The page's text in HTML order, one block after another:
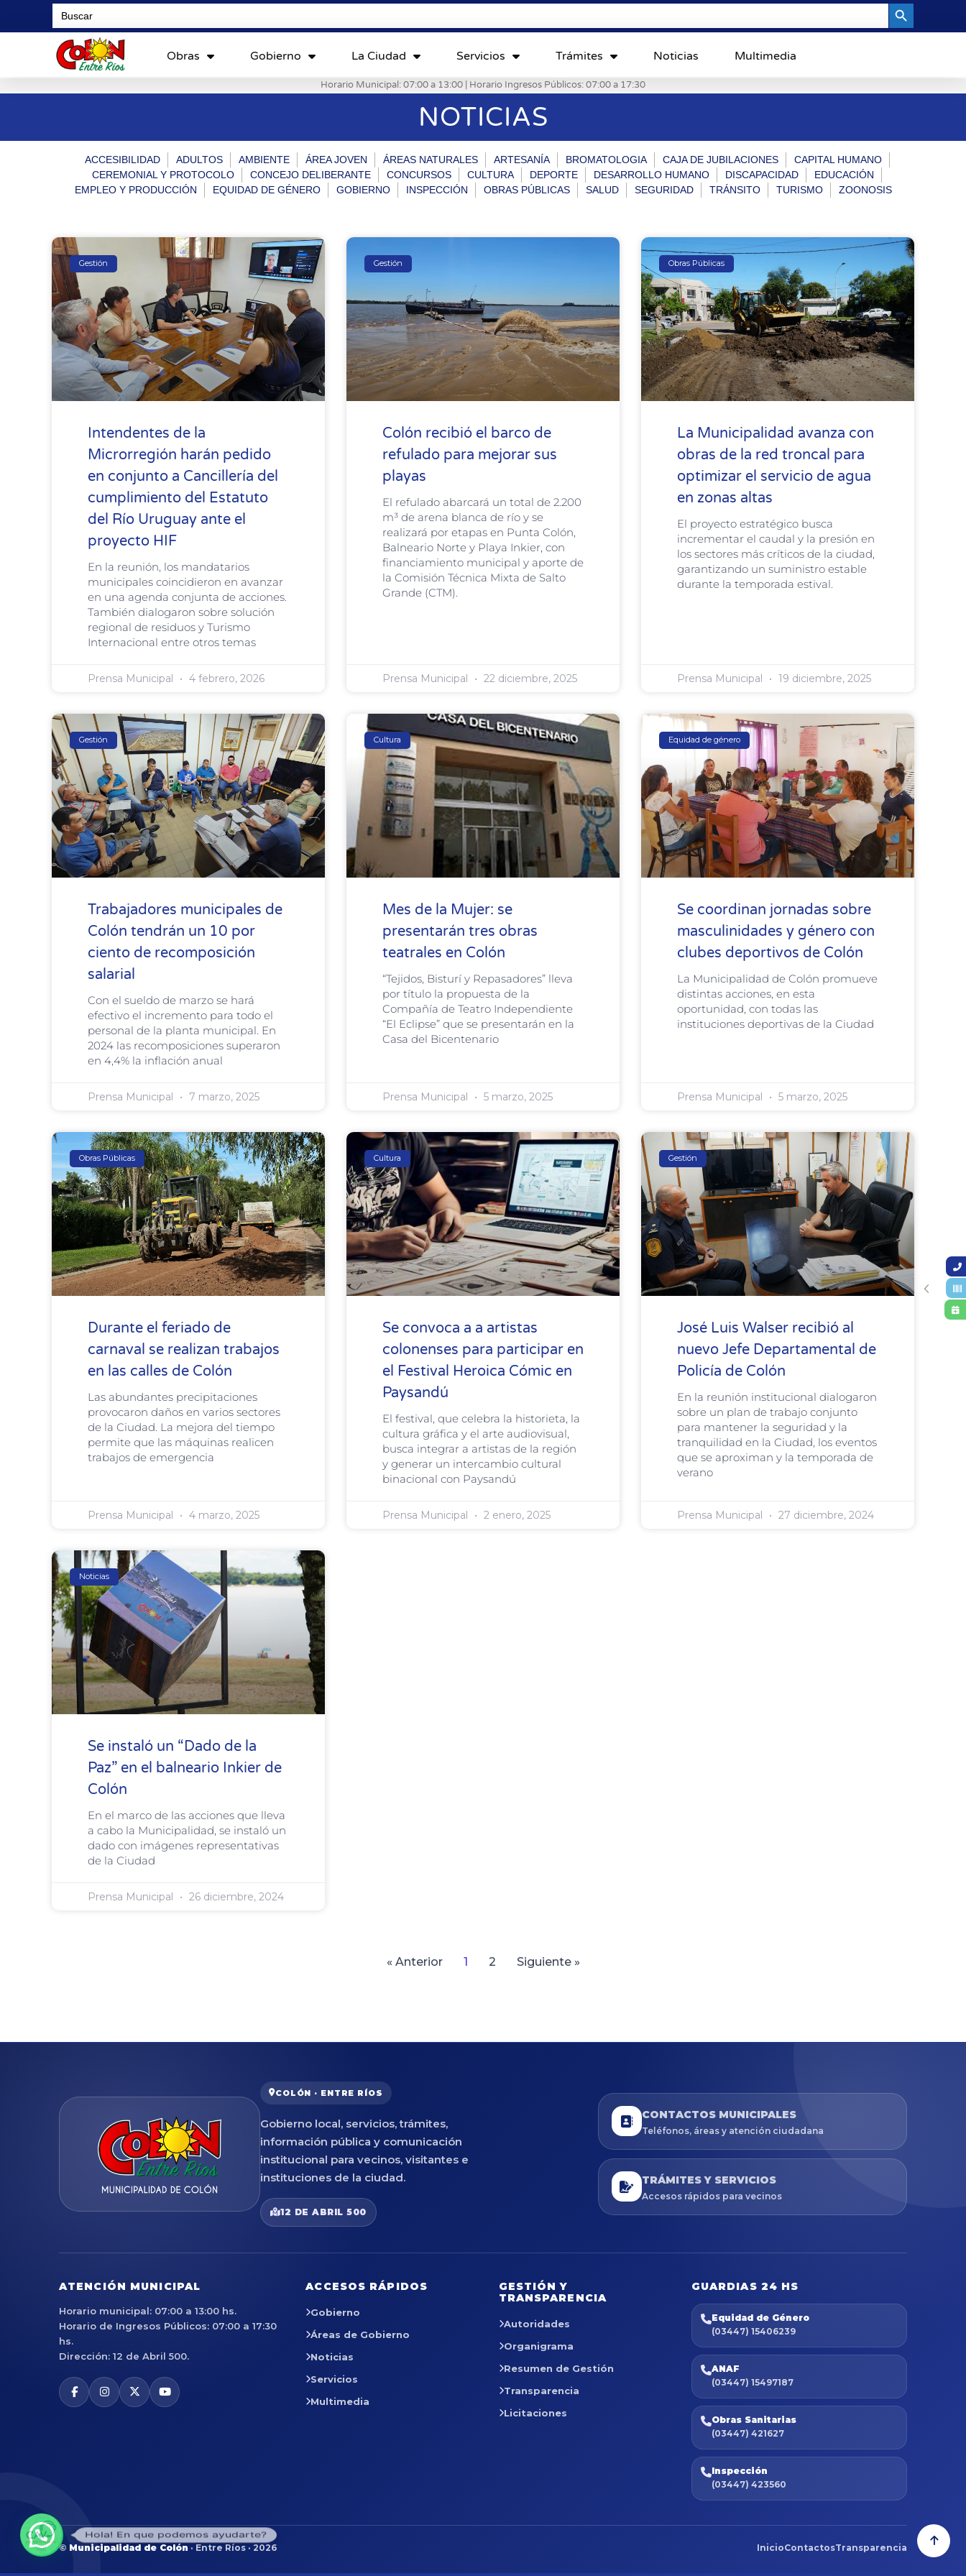
Search
for:
Obras Gobierno La Ciudad Servicios Trámites Noticias Multimedia
Horario Municipal: 07:00 a 13:00 | Horario Ingresos Públicos: 07:00 a 17:30
NOTICIAS
ACCESIBILIDAD ADULTOS AMBIENTE ÁREA JOVEN ÁREAS NATURALES ARTESANÍA BROMATOLOGIA CAJA DE JUBILACIONES
CAPITAL HUMANO
CEREMONIAL Y PROTOCOLO
CONCEJO DELIBERANTE CONCURSOS CULTURA DEPORTE DESARROLLO HUMANO DISCAPACIDAD
EDUCACIÓN
EMPLEO Y PRODUCCIÓN
EQUIDAD DE GÉNERO GOBIERNO INSPECCIÓN OBRAS PÚBLICAS SALUD SEGURIDAD TRÁNSITO TURISMO ZOONOSIS
Gestión
Intendentes de la
Microrregión harán pedido
en conjunto a Cancillería del
cumplimiento del Estatuto
del Río Uruguay ante el
proyecto HIF
En la reunión, los mandatarios
municipales coincidieron en avanzar
en una agenda conjunta de acciones.
También dialogaron sobre solución
regional de residuos y Turismo
Internacional entre otros temas
Prensa Municipal 4 febrero, 2026
Gestión
Colón⁩ recibió el barco de
refulado para mejorar sus
playas
El refulado abarcará un total de 2.200
m³ de arena blanca de río y se
realizará por etapas en Punta Colón,
Balneario Norte y Playa Inkier, con
financiamiento municipal y aporte de
la Comisión Técnica Mixta de Salto
Grande (CTM).
Prensa Municipal 22 diciembre, 2025
Obras Públicas
La Municipalidad avanza con
obras de la red troncal para
optimizar el servicio de agua
en zonas altas
El proyecto estratégico busca
incrementar el caudal y la presión en
los sectores más críticos de la ciudad,
garantizando un suministro estable
durante la temporada estival.
Prensa Municipal 19 diciembre, 2025
Gestión
Trabajadores municipales de
Colón tendrán un 10 por
ciento de recomposición
salarial
Con el sueldo de marzo se hará
efectivo el incremento para todo el
personal de la planta municipal. En
2024 las recomposiciones superaron
en 4,4% la inflación anual
Prensa Municipal 7 marzo, 2025
Cultura
Mes de la Mujer: se
presentarán tres obras
teatrales en Colón
“Tejidos, Bisturí y Repasadores” lleva
por título la propuesta de la
Compañía de Teatro Independiente
“El Eclipse” que se presentarán en la
Casa del Bicentenario
Prensa Municipal 5 marzo, 2025
Equidad de género
Se coordinan jornadas sobre
masculinidades y género con
clubes deportivos de Colón
La Municipalidad de Colón promueve
distintas acciones, en esta
oportunidad, con todas las
instituciones deportivas de la Ciudad
Prensa Municipal 5 marzo, 2025
Obras Públicas
Durante el feriado de
carnaval se realizan trabajos
en las calles de Colón
Las abundantes precipitaciones
provocaron daños en varios sectores
de la Ciudad. La mejora del tiempo
permite que las máquinas realicen
trabajos de emergencia
Prensa Municipal 4 marzo, 2025
Cultura
Se convoca a a artistas
colonenses para participar en
el Festival Heroica Cómic en
Paysandú
El festival, que celebra la historieta, la
cultura gráfica y el arte audiovisual,
busca integrar a artistas de la región
y generar un intercambio cultural
binacional con Paysandú
Prensa Municipal 2 enero, 2025
Gestión
José Luis Walser recibió al
nuevo Jefe Departamental de
Policía de Colón
En la reunión institucional dialogaron
sobre un plan de trabajo conjunto
para mantener la seguridad y la
tranquilidad en la Ciudad, los eventos
que se aproximan y la temporada de
verano
Prensa Municipal 27 diciembre, 2024
Noticias
Se instaló un “Dado de la
Paz” en el balneario Inkier de
Colón
En el marco de las acciones que lleva
a cabo la Municipalidad, se instaló un
dado con imágenes representativas
de la Ciudad
Prensa Municipal 26 diciembre, 2024
« Anterior 1 2 Siguiente »
COLÓN · ENTRE RÍOS
Gobierno local, servicios, trámites,
información pública y comunicación
institucional para vecinos, visitantes e
instituciones de la ciudad.
12 DE ABRIL 500
CONTACTOS MUNICIPALES
Teléfonos, áreas y atención ciudadana
TRÁMITES Y SERVICIOS
Accesos rápidos para vecinos
ATENCIÓN MUNICIPAL
Horario municipal: 07:00 a 13:00 hs.
Horario de Ingresos Públicos: 07:00 a 17:30
hs.
Dirección: 12 de Abril 500.
ACCESOS RÁPIDOS
Gobierno
Áreas de Gobierno
Noticias
Servicios
Multimedia
GESTIÓN Y
TRANSPARENCIA
Autoridades
Organigrama
Resumen de Gestión
Transparencia
Licitaciones
GUARDIAS 24 HS
Equidad de Género
(03447) 15406239
ANAF
(03447) 15497187
Obras Sanitarias
(03447) 421627
Inspección
(03447) 423560
© Municipalidad de Colón · Entre Ríos · 2026 InicioContactosTransparencia
Hola! En que podemos ayudarte?